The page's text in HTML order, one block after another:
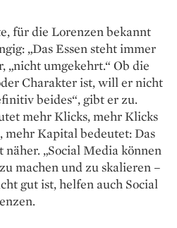
für die Lorenzen bekannt
„Das Essen steht immer
„nicht umgekehrt.“ Ob die
Charakter ist, will er nicht
beides“, gibt er zu.
mehr Klicks, mehr Klicks
Kapital bedeutet: Das
„Social Media können
machen und zu skalieren –
gut ist, helfen auch Social